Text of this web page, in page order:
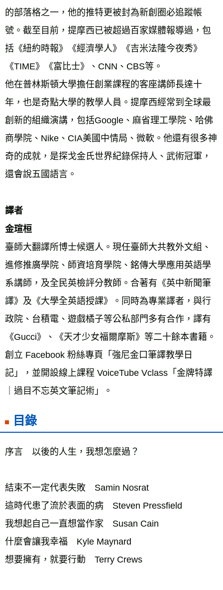
的部落格之一，他的推特更被封為新創圈必追蹤帳
號。截至目前，提摩西已被超過百家媒體報導過，包
括《紐約時報》《經濟學人》《吉米法隆今夜秀》
《TIME》《富比士》、CNN、CBS等。
他在普林斯頓大學擔任創業課程的客座講師長達十
年，也是奇點大學的教學人員。提摩西經常到全球最
創新的組織演講，包括Google、麻省理工學院、哈佛
商學院、Nike、CIA美國中情局、微軟。他還有很多神
奇的成就，是探戈金氏世界紀錄保持人、武術冠軍，
還會說五國語言。
譯者
臺師大翻譯所博士候選人。現任臺師大共教外文組、
進修推廣學院、師資培育學院、銘傳大學應用英語學
系講師，及全民英檢評分教師。合著有《英中新聞筆
譯》及《大學全英語授課》。同時為專業譯者，與行
政院、台積電、遊戲橘子等公私部門多有合作，譯有
《Gucci》、《天才少女福爾摩斯》等二十餘本書籍。
創立 Facebook 粉絲專頁「強尼金口筆譯教學日
記」，並開設線上課程 VoiceTube Vclass「金牌特譯
｜過目不忘英文筆記術」。
目錄
序言　以後的人生，我想怎麼過？
結束不一定代表失敗　Samin Nosrat
這時代患了流於表面的病　Steven Pressfield
我想起自己一直想當作家　Susan Cain
什麼會讓我幸福　Kyle Maynard
想要擁有，就要行動　Terry Crews